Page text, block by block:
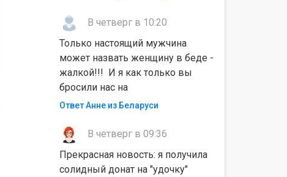
В четверг в 10:20
Только настоящий мужчина
может назвать женщину в беде -
жалкой!!! И я как только вы
бросили нас на
Ответ Анне из Беларуси
В четверг в 09:36
Прекрасная новость: я получила
солидный донат на "удочку"